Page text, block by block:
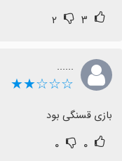
۳ ۲
......
☆☆☆★★
بازی قسنگی بود
۰ ۰